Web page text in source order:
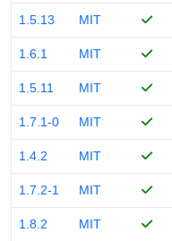
1.5.13 MIT
1.6.1 MIT
1.5.11 MIT
1.7.1-0 MIT
1.4.2 MIT
1.7.2-1 MIT
1.8.2 MIT